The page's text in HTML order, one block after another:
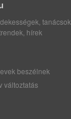
tanácsok,
hírek
beszélnek
változtatás